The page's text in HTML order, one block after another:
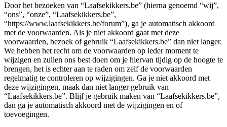
Door het bezoeken van “Laafsekikkers.be” (hierna genoemd “wij”,
“ons”, “onze”, “Laafsekikkers.be”,
“https://www.laafsekikkers.be/forum”), ga je automatisch akkoord
met de voorwaarden. Als je niet akkoord gaat met deze
voorwaarden, bezoek of gebruik “Laafsekikkers.be” dan niet langer.
We hebben het recht om de voorwaarden op ieder moment te
wijzigen en zullen ons best doen om je hiervan tijdig op de hoogte te
brengen, het is echter aan te raden om zelf de voorwaarden
regelmatig te controleren op wijzigingen. Ga je niet akkoord met
deze wijzigingen, maak dan niet langer gebruik van
“Laafsekikkers.be”. Blijf je gebruik maken van “Laafsekikkers.be”,
dan ga je automatisch akkoord met de wijzigingen en of
toevoegingen.